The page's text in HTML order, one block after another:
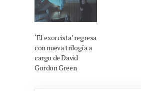
‘El exorcista’ regresa
con nueva trilogía a
cargo de David
Gordon Green